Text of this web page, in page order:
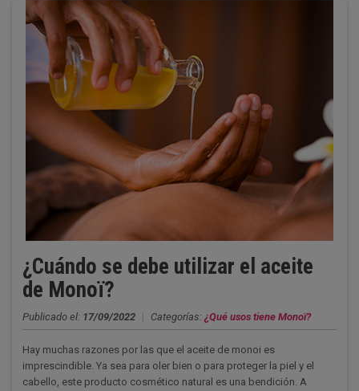
¿Cuándo se debe utilizar el aceite
de Monoï?
Publicado el: 17/09/2022 | Categorías: ¿Qué usos tiene Monoï?
Hay muchas razones por las que el aceite de monoi es
imprescindible. Ya sea para oler bien o para proteger la piel y el
cabello, este producto cosmético natural es una bendición. A